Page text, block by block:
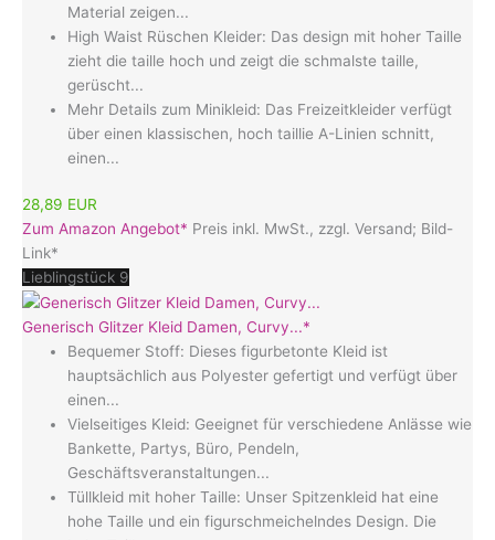
Material zeigen...
High Waist Rüschen Kleider: Das design mit hoher Taille
zieht die taille hoch und zeigt die schmalste taille,
gerüscht...
Mehr Details zum Minikleid: Das Freizeitkleider verfügt
über einen klassischen, hoch taillie A-Linien schnitt,
einen...
28,89 EUR
Zum Amazon Angebot* Preis inkl. MwSt., zzgl. Versand; Bild-
Link*
Lieblingstück 9
Generisch Glitzer Kleid Damen, Curvy...*
Bequemer Stoff: Dieses figurbetonte Kleid ist
hauptsächlich aus Polyester gefertigt und verfügt über
einen...
Vielseitiges Kleid: Geeignet für verschiedene Anlässe wie
Bankette, Partys, Büro, Pendeln,
Geschäftsveranstaltungen...
Tüllkleid mit hoher Taille: Unser Spitzenkleid hat eine
hohe Taille und ein figurschmeichelndes Design. Die